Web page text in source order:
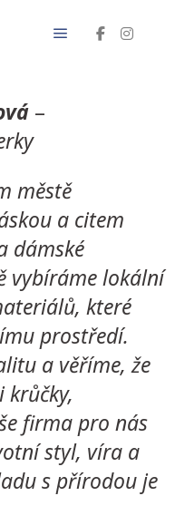
–
městě
a citem
dámské
vybíráme lokální
které
prostředí.
a věříme, že
krůčky,
firma pro nás
styl, víra a
s přírodou je